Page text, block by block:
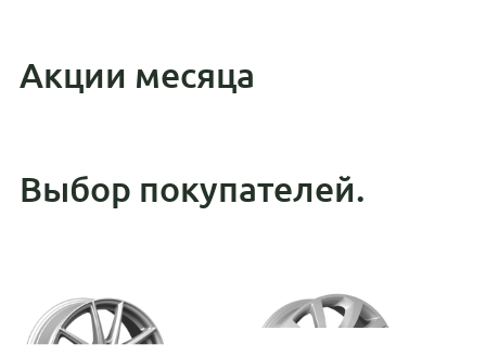
Акции месяца
Выбор покупателей.